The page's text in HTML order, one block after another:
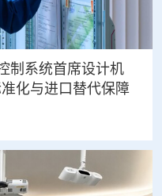
制系统首席设计机
化与进口替代保障